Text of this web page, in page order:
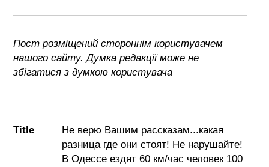
Пост розміщений стороннім користувачем
нашого сайту. Думка редакції може не
збігатися з думкою користувача
Title
Не верю Вашим рассказам...какая
разница где они стоят! Не нарушайте!
В Одессе ездят 60 км/час человек 100